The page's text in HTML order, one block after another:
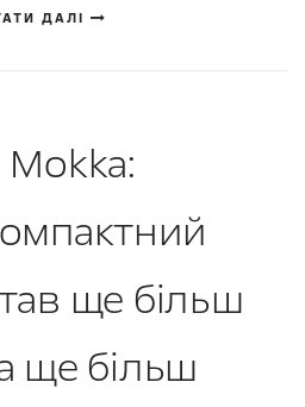
ДАЛІ
ще більш
ще більш